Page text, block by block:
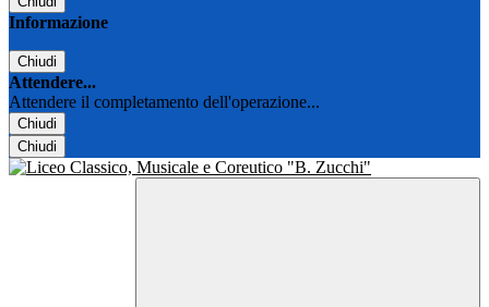
Informazione
Chiudi
Attendere...
Attendere il completamento dell'operazione...
Chiudi
Chiudi